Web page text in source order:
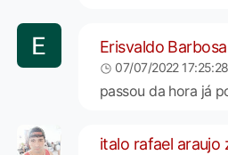
Erisvaldo Barbosa
07/07/2022 17:25:28
passou da hora já
italo rafael araujo